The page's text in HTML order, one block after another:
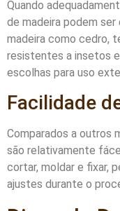
Quando
de madeira podem
madeira como cedro,
resistentes a insetos
escolhas para uso
Facilidade
Comparados a outros
são relativamente
cortar, moldar e fixar,
ajustes durante o